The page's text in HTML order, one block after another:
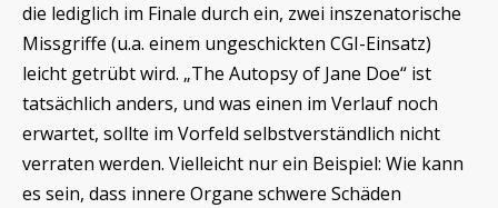
die lediglich im Finale durch ein, zwei inszenatorische
Missgriffe (u.a. einem ungeschickten CGI-Einsatz)
leicht getrübt wird. „The Autopsy of Jane Doe“ ist
tatsächlich anders, und was einen im Verlauf noch
erwartet, sollte im Vorfeld selbstverständlich nicht
verraten werden. Vielleicht nur ein Beispiel: Wie kann
es sein, dass innere Organe schwere Schäden